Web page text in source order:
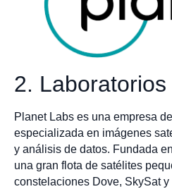
2.
Planet Labs es una empresa
especializada en imágenes
y análisis de datos. Fundada
una gran flota de satélites
constelaciones Dove, SkySat